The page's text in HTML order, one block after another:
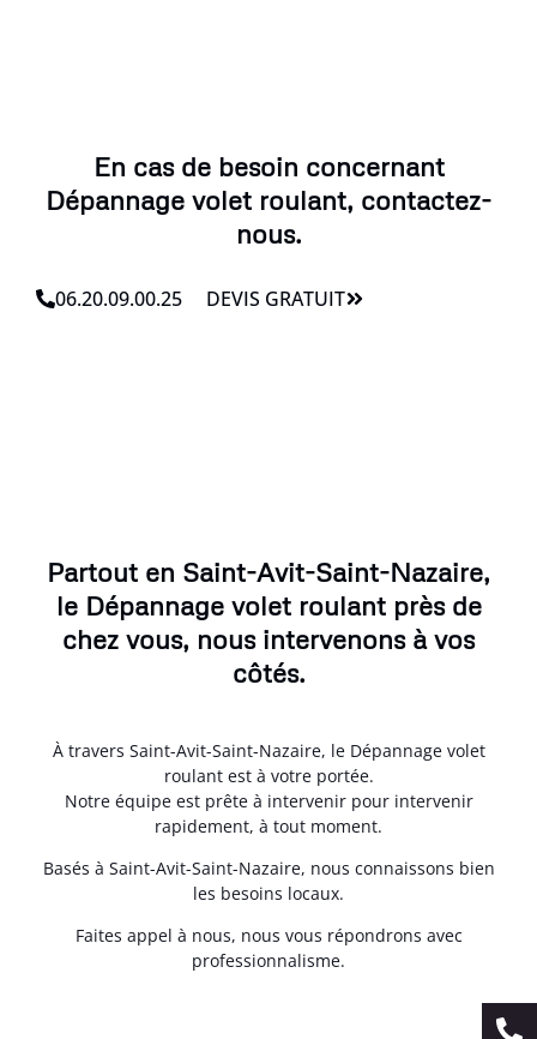
En cas de besoin concernant
Dépannage volet roulant, contactez-
nous.
06.20.09.00.25 DEVIS GRATUIT
Partout en Saint-Avit-Saint-Nazaire,
le Dépannage volet roulant près de
chez vous, nous intervenons à vos
côtés.
À travers Saint-Avit-Saint-Nazaire, le Dépannage volet
roulant est à votre portée.
Notre équipe est prête à intervenir pour intervenir
rapidement, à tout moment.
Basés à Saint-Avit-Saint-Nazaire, nous connaissons bien
les besoins locaux.
Faites appel à nous, nous vous répondrons avec
professionnalisme.